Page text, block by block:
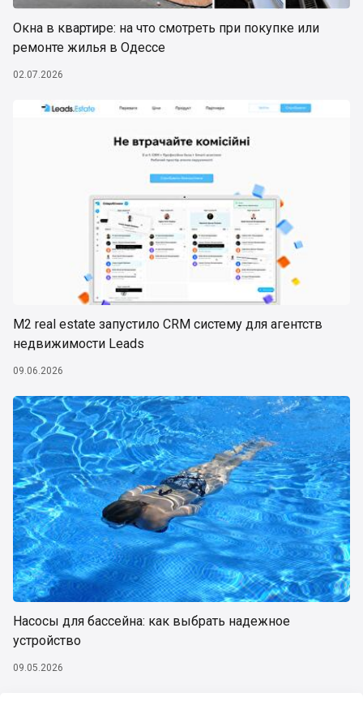
Окна в квартире: на что смотреть при покупке или
ремонте жилья в Одессе
02.07.2026
М2 real estate запустило CRM систему для агентств
недвижимости Leads
09.06.2026
Насосы для бассейна: как выбрать надежное
устройство
09.05.2026